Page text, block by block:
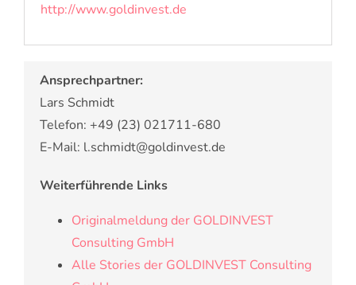
http://www.goldinvest.de
Ansprechpartner:
Lars Schmidt
Telefon: +49 (23) 021711-680
E-Mail: l.schmidt@goldinvest.de
Weiterführende Links
Originalmeldung der GOLDINVEST
Consulting GmbH
Alle Stories der GOLDINVEST Consulting